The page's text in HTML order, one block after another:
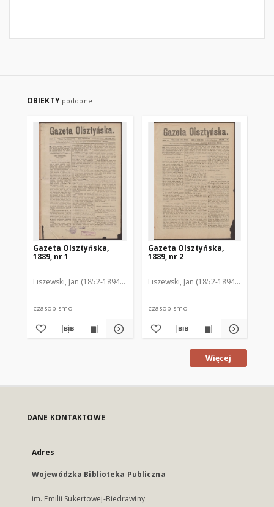
OBIEKTY podobne
Gazeta Olsztyńska,
1889, nr 1
Liszewski, Jan (1852-1894). Red.
czasopismo
Gazeta Olsztyńska,
1889, nr 2
Liszewski, Jan (1852-1894). Red.
czasopismo
Więcej
DANE KONTAKTOWE
Adres
Wojewódzka Biblioteka Publiczna
im. Emilii Sukertowej-Biedrawiny